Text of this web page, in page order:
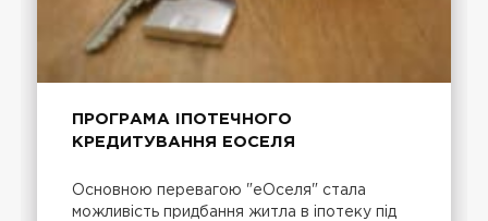
ПРОГРАМА ІПОТЕЧНОГО
КРЕДИТУВАННЯ ЕОСЕЛЯ
Основною перевагою "еОселя" стала
можливість придбання житла в іпотеку під